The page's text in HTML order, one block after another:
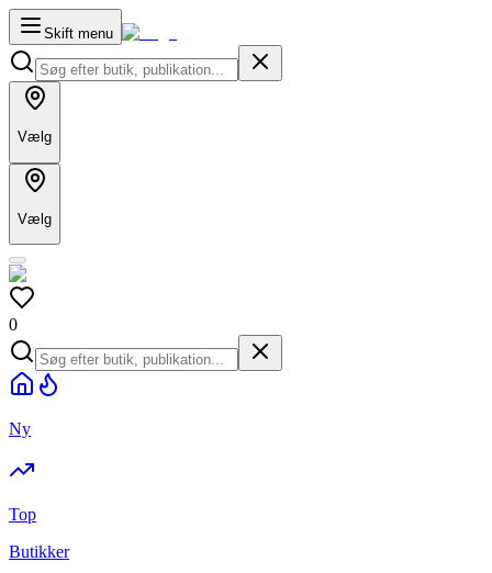
Skift menu
Vælg
Vælg
0
Ny
Top
Butikker